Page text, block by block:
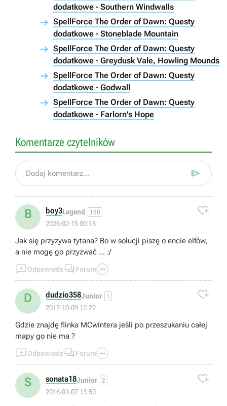
dodatkowe - Southern Windwalls
SpellForce The Order of Dawn: Questy
dodatkowe - Stoneblade Mountain
SpellForce The Order of Dawn: Questy
dodatkowe - Greydusk Vale, Howling Mounds
SpellForce The Order of Dawn: Questy
dodatkowe - Godwall
SpellForce The Order of Dawn: Questy
dodatkowe - Farlorn's Hope
Komentarze czytelników
Dodaj komentarz... 
B boy3Legend 150
2026-02-15 00:18

Jak się przyzywa tytana? Bo w solucji piszę o encie elfów,
a nie mogę go przyzwać ... :/
Odpowiedz  Forum 
D dudzio358Junior 1
2017-10-09 12:22

Gdzie znajdę flinka MCwintera jeśli po przeszukaniu całej
mapy go nie ma ?
Odpowiedz  Forum 
S sonata18Junior 2
2016-01-07 13:50
